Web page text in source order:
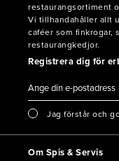
restaurangsortiment
Vi tillhandahåller allt
caféer som finkrogar,
restaurangkedjor.
Registrera dig för
Jag förstår och
Om Spis & Servis